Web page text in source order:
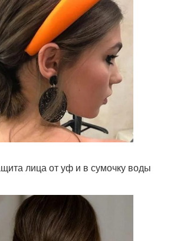
лица от уф и в сумочку воды